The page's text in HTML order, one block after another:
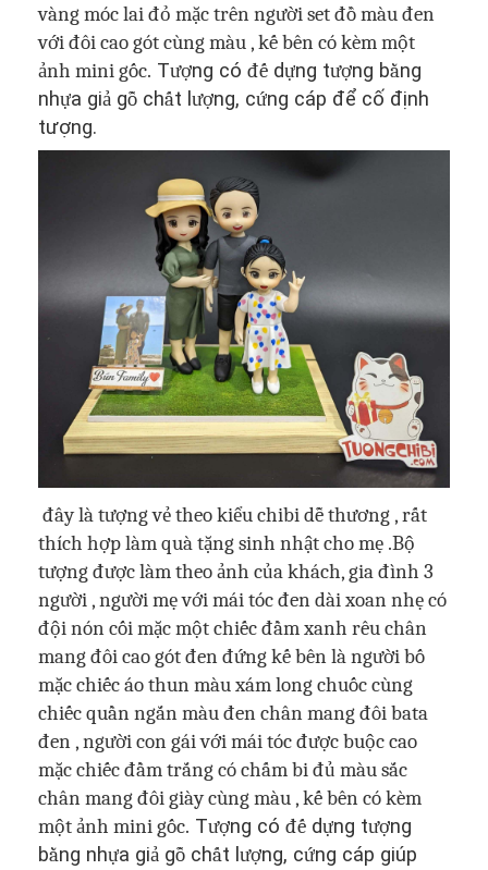
vàng móc lai đỏ mặc trên người set đồ màu đen
với đôi cao gót cùng màu ,kế bên có kèm một
ảnh mini gốc. Tượng có đế dựng tượng bằng
nhựa giả gỗ chất l ượng, cứng cáp để cố định
tượng.
đây là tượng vẻ theo kiểu chibi dễ thương , rất
thích hợp làm quà tặng sinh nhật cho mẹ .Bộ
tượng được làm theo ảnh của khách, gia đình 3
người , người mẹ với mái tóc đen dài xoan nhẹ có
đội nón cối mặc một chiếc đầm xanh rêu chân
mang đôi cao gót đen đứng kế bên là người bố
mặc chiếc áo thun màu xám long chuốc cùng
chiếc quần ngắn màu đen chân mang đôi bata
đen , người con gái với mái tóc được buộc cao
mặc chiếc đầm trắng có chấm bi đủ màu sắc
chân mang đôi giày cùng màu ,kế bên có kèm
một ảnh mini gốc. Tượng có đế dựng tượng
bằng nhựa giả gỗ chất l ượng, cứng cáp giúp